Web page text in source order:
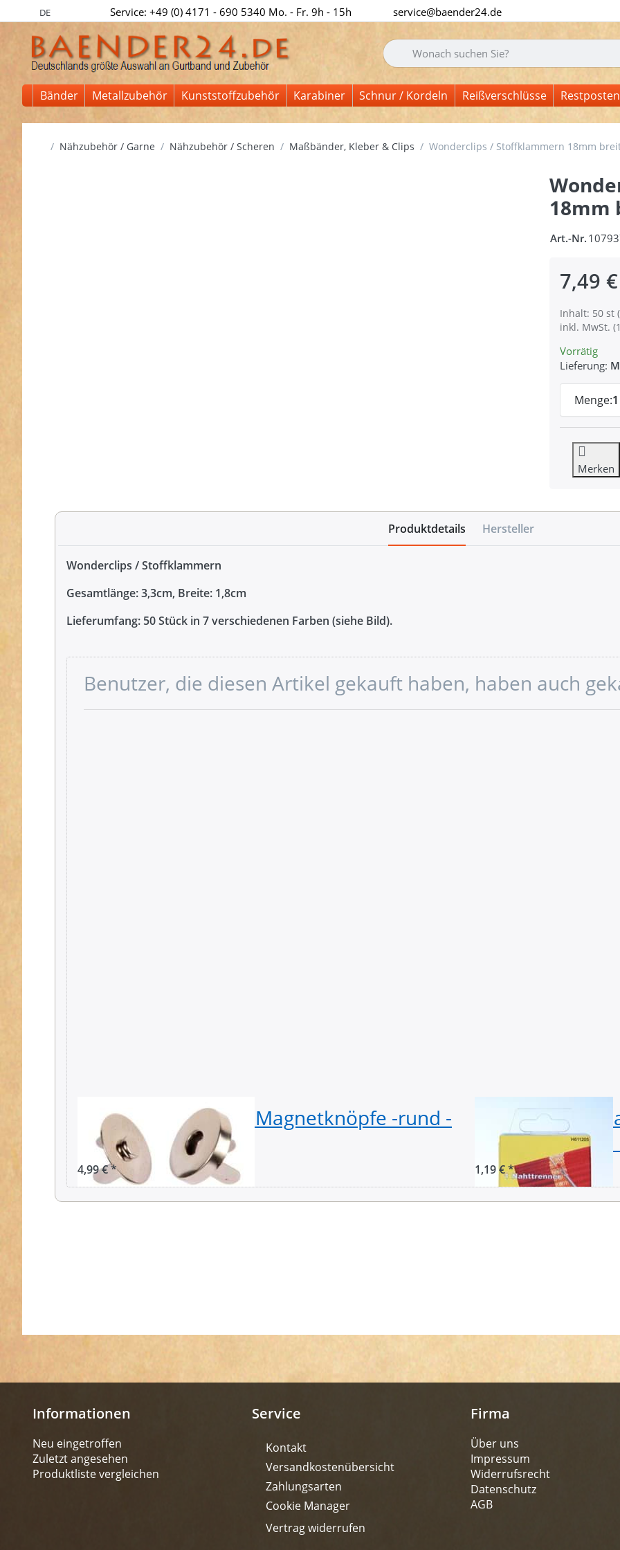
DE Service: +49 (0) 4171 - 690 5340 Mo. - Fr. 9h - 15h service@baender24.de
Geben Sie einen Suchbegriff ein. Während Sie
Bänder Metallzubehör Kunststoffzubehör Karabiner Schnur / Kordeln Reißverschlüsse Restposten
Startseite
Nähzubehör / Garne Nähzubehör / Scheren Maßbänder, Kleber & Clips Wonderclips / Stoffklammern 18mm
18mm
Art.-Nr.
7,49 €
Inhalt: 50 st
inkl. MwSt.
Vorrätig
Lieferung:
Menge:1
Merken
Produktdetails Hersteller
Wonderclips / Stoffklammern
Gesamtlänge: 3,3cm, Breite: 1,8cm
Lieferumfang: 50 Stück in 7 verschiedenen Farben (siehe Bild).
Benutzer, die diesen Artikel gekauft haben, haben auch
Magnetverschluss / Magnetknöpfe -rund -
18mm - 10 Stück
4,99 € *
Nahttrenner /
Schutzkappe -
1,19 € *
Informationen
Neu eingetroffen
Zuletzt angesehen
Produktliste vergleichen
Service
Kontakt
Versandkostenübersicht
Zahlungsarten
Cookie Manager
Vertrag widerrufen
Firma
Über uns
Impressum
Widerrufsrecht
Datenschutz
AGB